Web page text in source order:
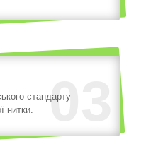
03
стандарту
нитки.